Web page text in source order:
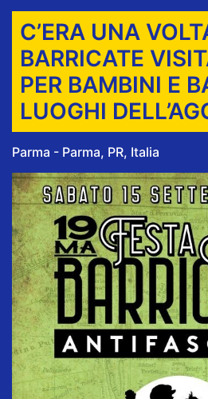
C’ERA UNA
BARRICATE
PER BAMBINI E
LUOGHI
Parma - Parma, PR, Italia